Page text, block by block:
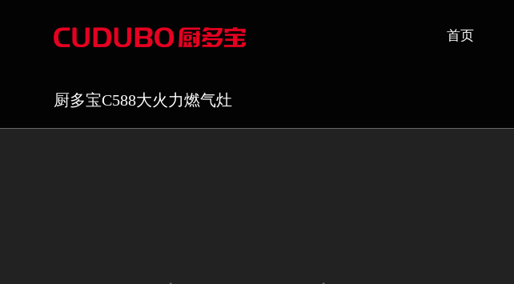
首页
厨多宝C588大火力燃气灶